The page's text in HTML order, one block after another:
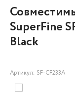
SuperFine
Black
Артикул: SF-CF233A